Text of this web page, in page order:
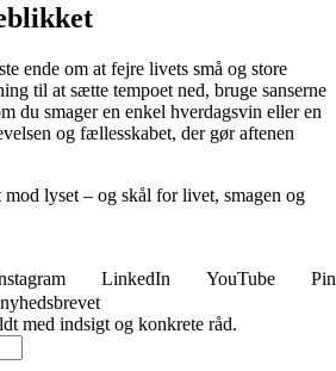
ende om at fejre livets små og store
til at sætte tempoet ned, bruge sanserne
du smager en enkel hverdagsvin eller en
og fællesskabet, der gør aftenen
lyset – og skål for livet, smagen og
LinkedIn YouTube
med indsigt og konkrete råd.